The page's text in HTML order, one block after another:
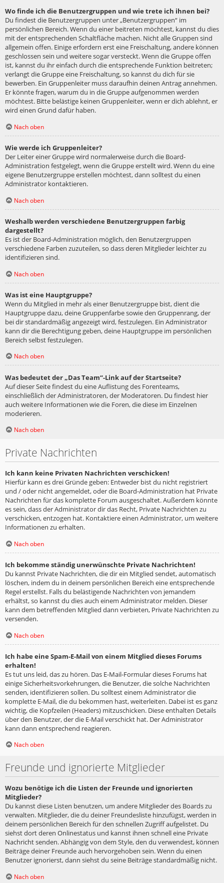
Wo finde ich die Benutzergruppen und wie trete ich ihnen bei?
Du findest die Benutzergruppen unter „Benutzergruppen“ im
persönlichen Bereich. Wenn du einer beitreten möchtest, kannst du dies
mit der entsprechenden Schaltfläche machen. Nicht alle Gruppen sind
allgemein offen. Einige erfordern erst eine Freischaltung, andere können
geschlossen sein und weitere sogar versteckt. Wenn die Gruppe offen
ist, kannst du ihr einfach durch die entsprechende Funktion beitreten;
verlangt die Gruppe eine Freischaltung, so kannst du dich für sie
bewerben. Ein Gruppenleiter muss daraufhin deinen Antrag annehmen.
Er könnte fragen, warum du in die Gruppe aufgenommen werden
möchtest. Bitte belästige keinen Gruppenleiter, wenn er dich ablehnt, er
wird einen Grund dafür haben.
Nach oben
Wie werde ich Gruppenleiter?
Der Leiter einer Gruppe wird normalerweise durch die Board-
Administration festgelegt, wenn die Gruppe erstellt wird. Wenn du eine
eigene Benutzergruppe erstellen möchtest, dann solltest du einen
Administrator kontaktieren.
Nach oben
Weshalb werden verschiedene Benutzergruppen farbig
dargestellt?
Es ist der Board-Administration möglich, den Benutzergruppen
verschiedene Farben zuzuteilen, so dass deren Mitglieder leichter zu
identifizieren sind.
Nach oben
Was ist eine Hauptgruppe?
Wenn du Mitglied in mehr als einer Benutzergruppe bist, dient die
Hauptgruppe dazu, deine Gruppenfarbe sowie den Gruppenrang, der
bei dir standardmäßig angezeigt wird, festzulegen. Ein Administrator
kann dir die Berechtigung geben, deine Hauptgruppe im persönlichen
Bereich selbst festzulegen.
Nach oben
Was bedeutet der „Das Team“-Link auf der Startseite?
Auf dieser Seite findest du eine Auflistung des Forenteams,
einschließlich der Administratoren, der Moderatoren. Du findest hier
auch weitere Informationen wie die Foren, die diese im Einzelnen
moderieren.
Nach oben
Private Nachrichten
Ich kann keine Privaten Nachrichten verschicken!
Hierfür kann es drei Gründe geben: Entweder bist du nicht registriert
und / oder nicht angemeldet, oder die Board-Administration hat Private
Nachrichten für das komplette Forum ausgeschaltet. Außerdem könnte
es sein, dass der Administrator dir das Recht, Private Nachrichten zu
verschicken, entzogen hat. Kontaktiere einen Administrator, um weitere
Informationen zu erhalten.
Nach oben
Ich bekomme ständig unerwünschte Private Nachrichten!
Du kannst Private Nachrichten, die dir ein Mitglied sendet, automatisch
löschen, indem du in deinem persönlichen Bereich eine entsprechende
Regel erstellst. Falls du belästigende Nachrichten von jemandem
erhältst, so kannst du dies auch einem Administrator melden. Dieser
kann dem betreffenden Mitglied dann verbieten, Private Nachrichten zu
versenden.
Nach oben
Ich habe eine Spam-E-Mail von einem Mitglied dieses Forums
erhalten!
Es tut uns leid, das zu hören. Das E-Mail-Formular dieses Forums hat
einige Sicherheitsvorkehrungen, die Benutzer, die solche Nachrichten
senden, identifizieren sollen. Du solltest einem Administrator die
komplette E-Mail, die du bekommen hast, weiterleiten. Dabei ist es ganz
wichtig, die Kopfzeilen (Headers) mitzuschicken. Diese enthalten Details
über den Benutzer, der die E-Mail verschickt hat. Der Administrator
kann dann entsprechend reagieren.
Nach oben
Freunde und ignorierte Mitglieder
Wozu benötige ich die Listen der Freunde und ignorierten
Mitglieder?
Du kannst diese Listen benutzen, um andere Mitglieder des Boards zu
verwalten. Mitglieder, die du deiner Freundesliste hinzufügst, werden in
deinem persönlichen Bereich für den schnellen Zugriff aufgelistet. Du
siehst dort deren Onlinestatus und kannst ihnen schnell eine Private
Nachricht senden. Abhängig von dem Style, den du verwendest, können
Beiträge deiner Freunde auch hervorgehoben sein. Wenn du einen
Benutzer ignorierst, dann siehst du seine Beiträge standardmäßig nicht.
Nach oben